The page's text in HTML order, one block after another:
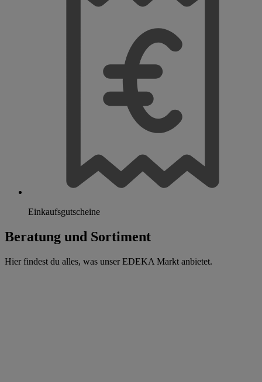
Einkaufsgutscheine
Beratung und Sortiment
Hier findest du alles, was unser EDEKA Markt anbietet.